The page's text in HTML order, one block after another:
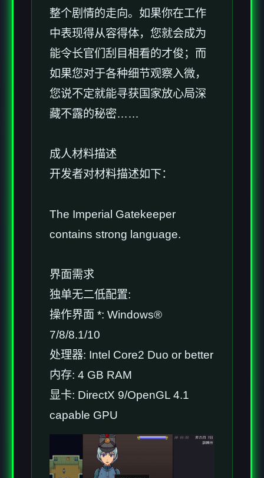
整个剧情的走向。如果你在工作
中表现得从容得体，您就会成为
能令长官们刮目相看的才俊；而
如果您对于各种细节观察入微，
您说不定就能寻获国家放心局深
藏不露的秘密……
成人材料描述
开发者对材料描述如下：
The Imperial Gatekeeper
contains strong language.
界面需求
独单无二低配置:
操作界面 *: Windows®
7/8/8.1/10
处理器: Intel Core2 Duo or better
内存: 4 GB RAM
显卡: DirectX 9/OpenGL 4.1
capable GPU